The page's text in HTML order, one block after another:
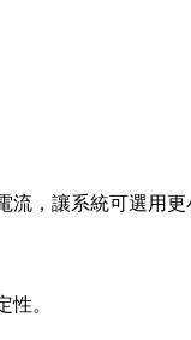
，讓系統可選用更
。